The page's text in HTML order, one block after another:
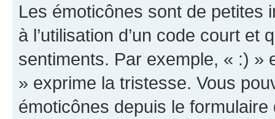
Les émoticônes sont de petites
à l’utilisation d’un code court et
sentiments. Par exemple, « :) »
» exprime la tristesse. Vous
émoticônes depuis le